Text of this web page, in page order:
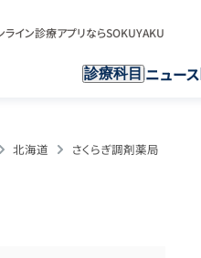
ライン診療アプリならSOKUYAKU
診療科目 ニュース
北海道 さくらぎ調剤薬局